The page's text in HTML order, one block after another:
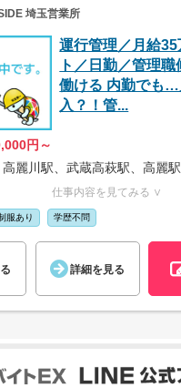
埼玉営業所
運行管理／月給
ト／日勤／管理
働ける 内勤でも…
入？！管...
円～
高麗川駅、武蔵高萩駅、高麗駅
仕事内容を見てみる ∨
服あり 学歴不問
詳細を見る